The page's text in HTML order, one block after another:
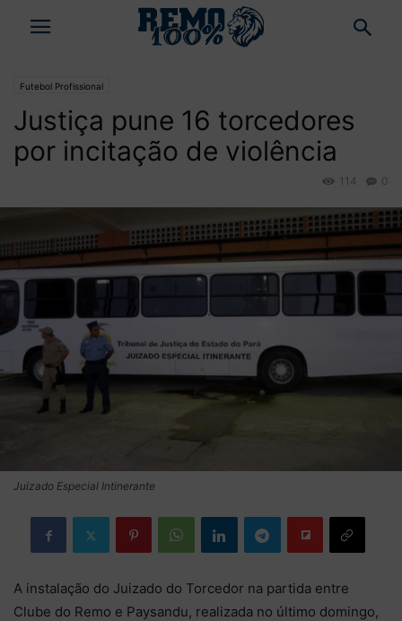
Futebol Profissional
Justiça pune 16 torcedores
por incitação de violência
0
114
Juizado Especial Intinerante
A instalação do Juizado do Torcedor na partida entre
Clube do Remo e Paysandu, realizada no último domingo,